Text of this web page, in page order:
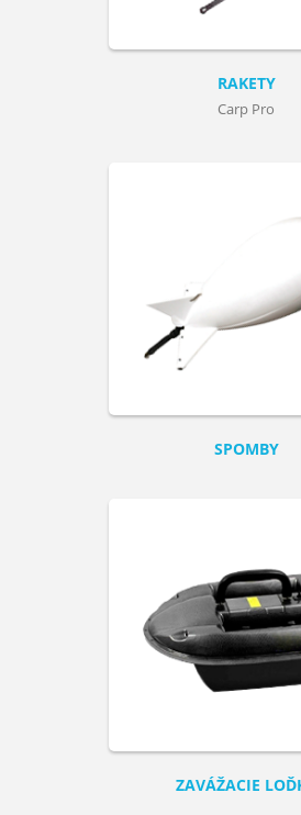
RAKETY
Carp Pro
SPOMBY
ZAVÁŽACIE